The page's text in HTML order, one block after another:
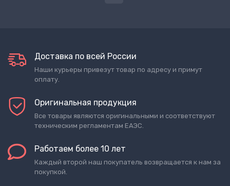
Доставка по всей России
Наши курьеры привезут товар по адресу и примут
оплату.
Оригинальная продукция
Все товары являются оригинальными и соответствуют
техническим регламентам ЕАЭС.
Работаем более 10 лет
Каждый второй наш покупатель возвращается к нам за
покупкой.